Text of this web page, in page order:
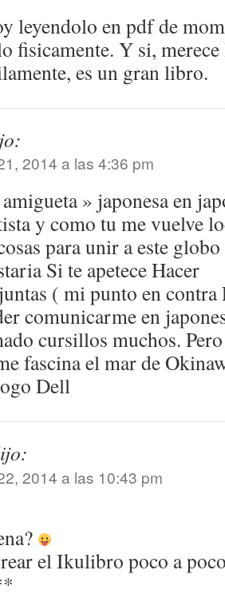
leyendolo en pdf de
fisicamente. Y si, merece
es un gran libro.
2014 a las 4:36 pm
» japonesa en
y como tu me vuelve
para unir a este globo
Si te apetece Hacer
( mi punto en contra
comunicarme en
cursillos muchos.
fascina el mar de
Dell
2014 a las 10:43 pm
el Ikulibro poco a